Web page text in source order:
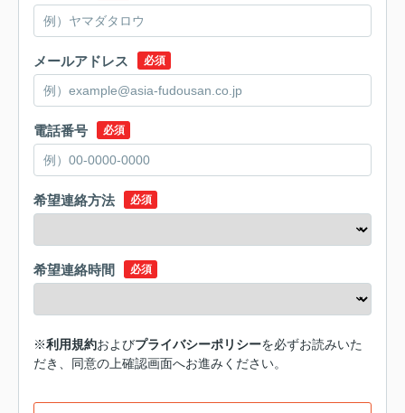
メールアドレス 必須
電話番号 必須
希望連絡方法 必須
希望連絡時間 必須
※利用規約およびプライバシーポリシーを必ずお読みいた
だき、同意の上確認画面へお進みください。